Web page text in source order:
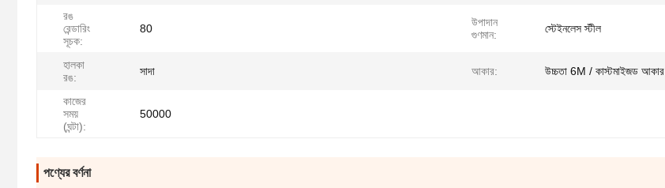
রঙ
রেন্ডারিং
সূচক:
80
উপাদান
গুণমান:
স্টেইনলেস স্টীল
হালকা
রঙ:
সাদা আকার: উচ্চতা 6M / কাস্টমাইজড আকার
কাজের
সময়
(ঘন্টা):
50000
পণ্যের বর্ণনা